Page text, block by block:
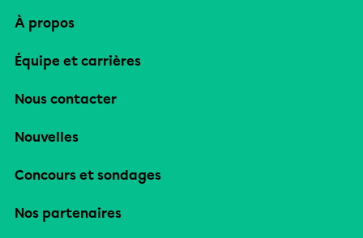
À propos
Équipe et carrières
Nous contacter
Nouvelles
Concours et sondages
Nos partenaires